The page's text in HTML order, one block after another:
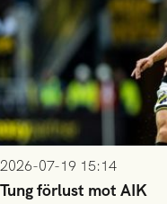
2026-07-19 15:14
Tung förlust mot AIK